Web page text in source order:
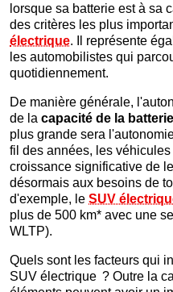
lorsque sa batterie est à sa
des critères les plus
électrique. Il représente
les automobilistes qui
quotidiennement.
De manière générale,
de la capacité de la batterie
plus grande sera
fil des années, les
croissance significative de
désormais aux besoins de
d'exemple, le SUV
plus de 500 km* avec une
WLTP).
Quels sont les facteurs qui
SUV électrique ? Outre la